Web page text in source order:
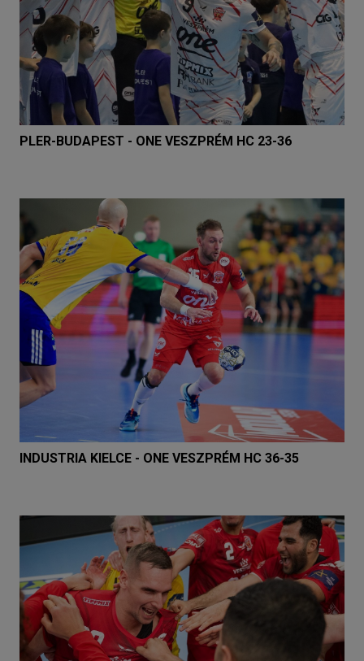
PLER-BUDAPEST - ONE VESZPRÉM HC 23-36
INDUSTRIA KIELCE - ONE VESZPRÉM HC 36-35